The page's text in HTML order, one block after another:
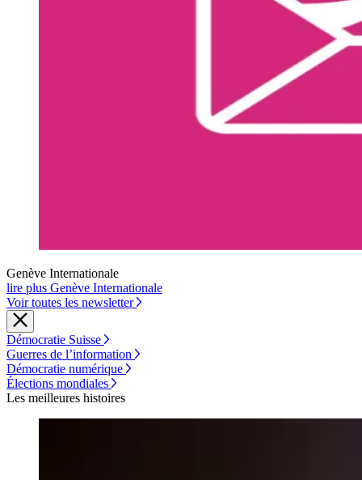
Genève Internationale
lire plus Genève Internationale
Voir toutes les newsletter
Démocratie Suisse
Guerres de l’information
Démocratie numérique
Élections mondiales
Les meilleures histoires